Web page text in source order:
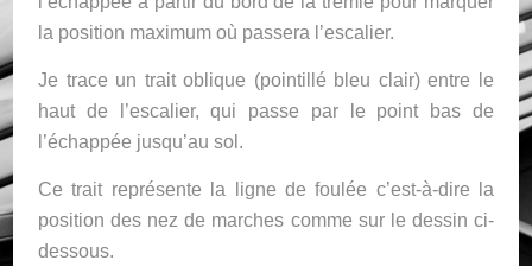
la position maximum où passera l’escalier.
Je trace un trait oblique (pointillé bleu clair) entre le
haut de l’escalier, qui passe par le point bas de
l’échappée jusqu’au sol.
Ce trait représente la ligne de foulée c’est-à-dire la
position des nez de marches comme sur le dessin ci-
dessous.